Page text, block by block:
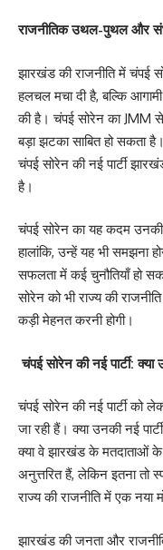
राजनीतिक उथल-पुथल और
झारखंड की राजनीति में चंपई
हलचल मचा दी है, बल्कि
की है। चंपई सोरेन का JMM से
बड़ा झटका साबित हो सकता
चंपई सोरेन की नई पार्टी
है।
चंपई सोरेन का यह कदम उनकी
हालांकि, उन्हें यह भी समझना
सफलता में कई चुनौतियाँ हो
सोरेन को भी राज्य की
कड़ी मेहनत करनी होगी।
चंपई सोरेन की नई पार्टी: क्या
चंपई सोरेन की नई पार्टी को
जा रही हैं। क्या उनकी नई
क्या वे झारखंड के मतदाताओं के
अनुत्तरित हैं, लेकिन इतना तो
राज्य की राजनीति में एक नया
झारखंड की जनता और